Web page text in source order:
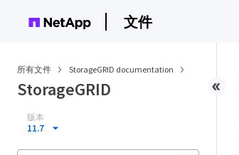
文件
所有文件 StorageGRID documentation
StorageGRID
版本
11.7